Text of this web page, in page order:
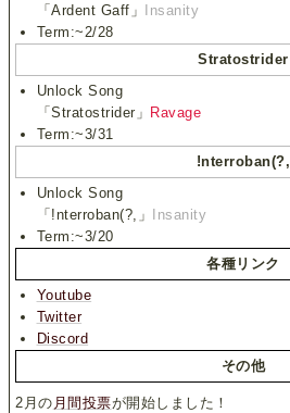
「Ardent Gaff」
Insanity
Term:~2/28
Stratostrider
Unlock Song
「Stratostrider」 Ravage
Term:~3/31
!nterroban(?,
Unlock Song
「!nterroban(?,」
Insanity
Term:~3/20
各種リンク
Youtube
Twitter
Discord
その他
2月の 月間投票が開始しました！